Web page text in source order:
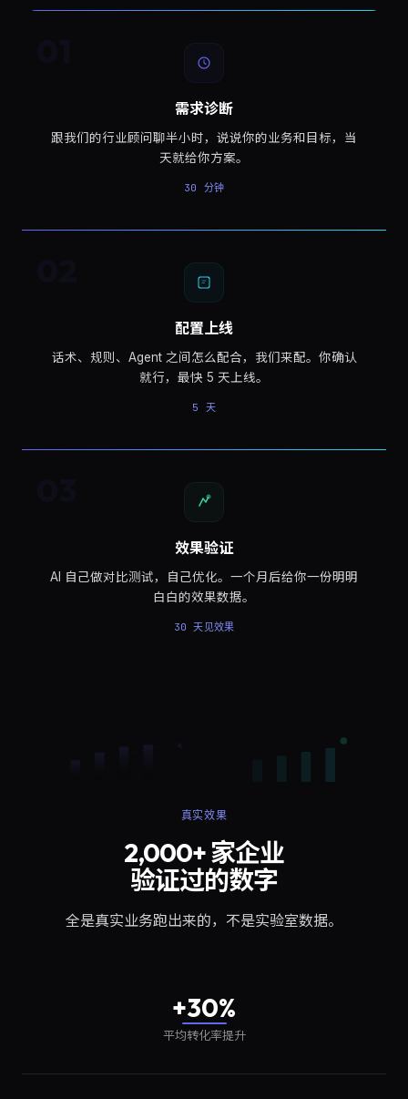
需求诊断
跟我们的行业顾问聊半小时，说说你的业务和目标，当
天就给你方案。
30 分钟
配置上线
话术、规则、Agent 之间怎么配合，我们来配。你确认
就行，最快 5 天上线。
5 天
效果验证
AI 自己做对比测试，自己优化。一个月后给你一份明明
白白的效果数据。
30 天见效果
真实效果
2,000+ 家企业
验证过的数字
全是真实业务跑出来的，不是实验室数据。
+30%
平均转化率提升